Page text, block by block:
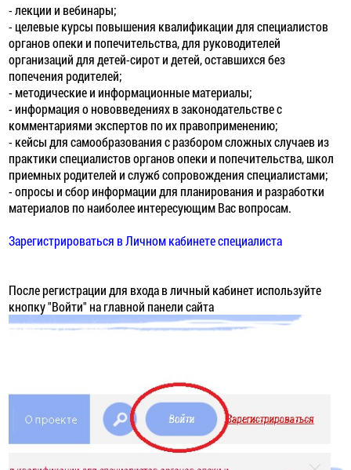
- лекции и вебинары;
- целевые курсы повышения квалификации для специалистов
органов опеки и попечительства, для руководителей
организаций для детей-сирот и детей, оставшихся без
попечения родителей;
- методические и информационные материалы;
- информация о нововведениях в законодательстве с
комментариями экспертов по их правоприменению;
- кейсы для самообразования с разбором сложных случаев из
практики специалистов органов опеки и попечительства, школ
приемных родителей и служб сопровождения специалистами;
- опросы и сбор информации для планирования и разработки
материалов по наиболее интересующим Вас вопросам.
Зарегистрироваться в Личном кабинете специалиста
После регистрации для входа в личный кабинет используйте
кнопку "Войти" на главной панели сайта